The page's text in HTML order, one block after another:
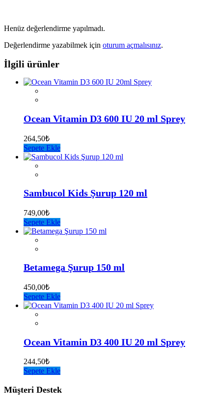
Henüz değerlendirme yapılmadı.
Değerlendirme yazabilmek için oturum açmalısınız.
İlgili ürünler
Ocean Vitamin D3 600 IU 20 ml Sprey
264,50₺
Sepete Ekle
Sambucol Kids Şurup 120 ml
749,00₺
Sepete Ekle
Betamega Şurup 150 ml
450,00₺
Sepete Ekle
Ocean Vitamin D3 400 IU 20 ml Sprey
244,50₺
Sepete Ekle
Müşteri Destek